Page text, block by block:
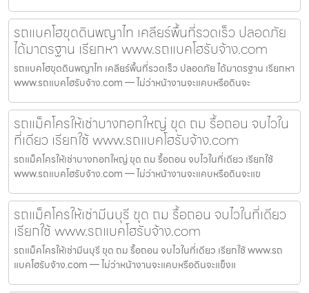
รถแบคโฮขุดดินพญาไท เคลียร์พื้นที่รวดเร็ว ปลอดภัย
ได้มาตรฐาน เรียกหา www.รถแบคโฮรับจ้าง.com
รถแบคโฮขุดดินพญาไท เคลียร์พื้นที่รวดเร็ว ปลอดภัย ได้มาตรฐาน เรียกหา
www.รถแบคโฮรับจ้าง.com — ไม่ว่าหน้างานจะแคบหรือดินจะ
รถแม็คโครให้เช่าบางกอกใหญ่ ขุด ถม รื้อถอน จบไวใน
ที่เดียว เรียกใช้ www.รถแบคโฮรับจ้าง.com
รถแม็คโครให้เช่าบางกอกใหญ่ ขุด ถม รื้อถอน จบไวในที่เดียว เรียกใช้
www.รถแบคโฮรับจ้าง.com — ไม่ว่าหน้างานจะแคบหรือดินจะแข
รถแม็คโครให้เช่ามีนบุรี ขุด ถม รื้อถอน จบไวในที่เดียว
เรียกใช้ www.รถแบคโฮรับจ้าง.com
รถแม็คโครให้เช่ามีนบุรี ขุด ถม รื้อถอน จบไวในที่เดียว เรียกใช้ www.รถ
แบคโฮรับจ้าง.com — ไม่ว่าหน้างานจะแคบหรือดินจะแข็งแ